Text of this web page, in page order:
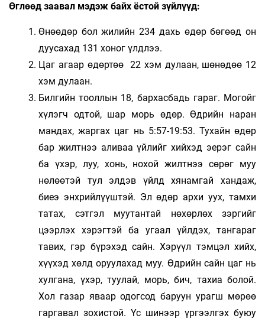
Өглөөд заавал мэдэж байх ёстой зүйлүүд:
Өнөөдөр бол жилийн 234 дахь өдөр бөгөөд он
дуусахад 131 хоног үлдлээ.
Цаг агаар өдөртөө 22 хэм дулаан, шөнөдөө 12
хэм дулаан.
Билгийн тооллын 18, бархасбадь гараг. Могойг
хүлэгч одтой, шар морь өдөр. Өдрийн наран
мандах, жаргах цаг нь 5:57-19:53. Тухайн өдөр
бар жилтнээ аливаа үйлийг хийхэд эерэг сайн
ба үхэр, луу, хонь, нохой жилтнээ сөрөг муу
нөлөөтэй тул элдэв үйлд хянамгай хандаж,
биеэ энхрийлүүштэй. Эл өдөр архи уух, тамхи
татах, сэтгэл муутантай нөхөрлөх зэргийг
цээрлэх хэрэгтэй ба угаал үйлдэх, тангараг
тавих, гэр бүрэхэд сайн. Хэрүүл тэмцэл хийх,
хүүхэд хөлд оруулахад муу. Өдрийн сайн цаг нь
хулгана, үхэр, туулай, морь, бич, тахиа болой.
Хол газар яваар одогсод баруун урагш мөрөө
гаргавал зохистой. Үс шинээр үргээлгэх буюу